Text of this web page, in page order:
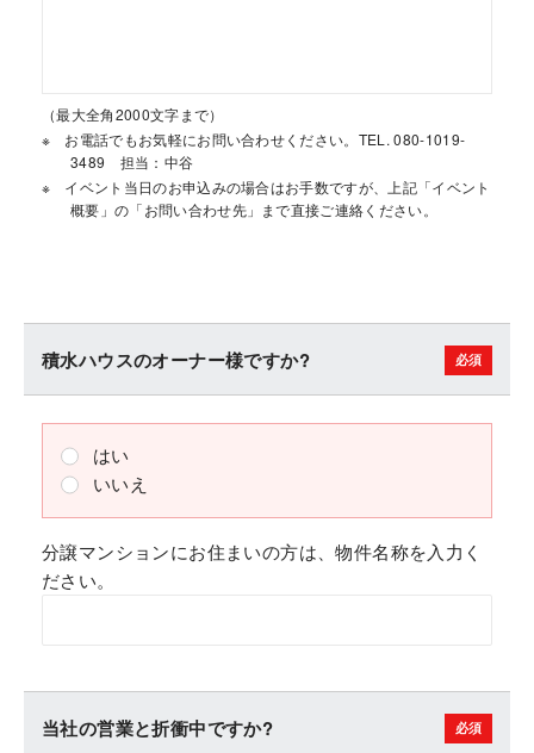
（最大全角2000文字まで）
お電話でもお気軽にお問い合わせください。TEL. 080-1019-
3489 担当：中谷
イベント当日のお申込みの場合はお手数ですが、上記「イベント
概要」の「お問い合わせ先」まで直接ご連絡ください。
積水ハウスのオーナー様ですか?
はい
いいえ
分譲マンションにお住まいの方は、物件名称を入力く
ださい。
当社の営業と折衝中ですか?